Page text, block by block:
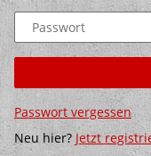
Passwort
Passwort vergessen
Neu hier? Jetzt